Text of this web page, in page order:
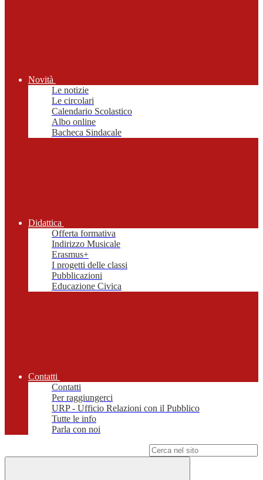
Novità
Le notizie
Le circolari
Calendario Scolastico
Albo online
Bacheca Sindacale
Didattica
Offerta formativa
Indirizzo Musicale
Erasmus+
I progetti delle classi
Pubblicazioni
Educazione Civica
Contatti
Contatti
Per raggiungerci
URP - Ufficio Relazioni con il Pubblico
Tutte le info
Parla con noi